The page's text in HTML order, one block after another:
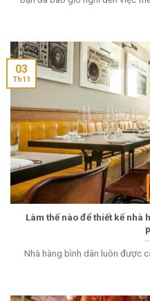
Làm thế nào để thiết kế nhà
Nhà hàng bình dân luôn được
03
Th11